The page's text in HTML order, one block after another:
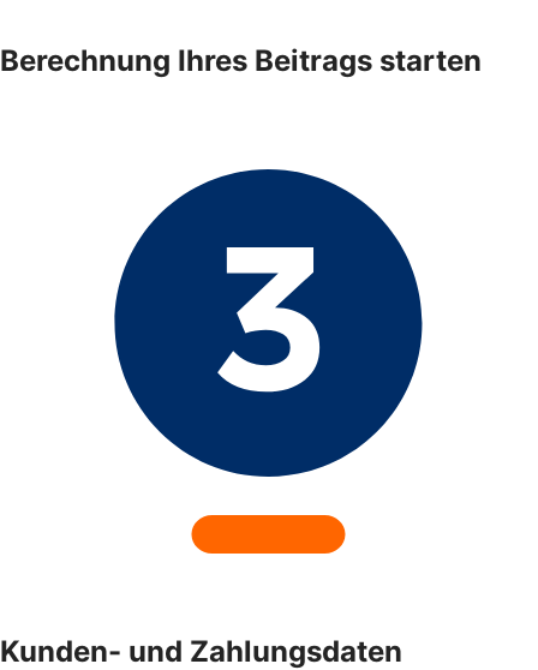
Berechnung Ihres Beitrags starten
Kunden- und Zahlungsdaten